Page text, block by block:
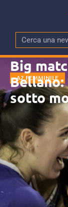
A2 FEMMINILE
Big
Bellano:
sotto